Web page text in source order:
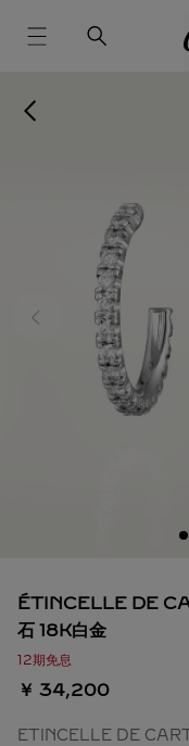
ÉTINCELLE DE
石 18K白金
12期免息
￥ 34,200
ETINCELLE DE